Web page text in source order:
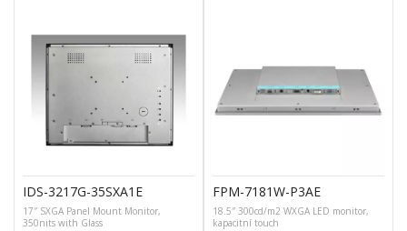
IDS-3217G-35SXA1E
17″ SXGA Panel Mount Monitor,
350nits with Glass
FPM-7181W-P3AE
18.5″ 300cd/m2 WXGA LED monitor,
kapacitní touch